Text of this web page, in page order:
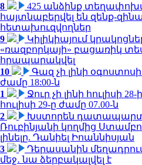
8
425 անձինք
հայտնաբերվել են զենք-
հետախուզվողներ
9
Կիլիկիայում
«ռազբորկայի» բացառիկ
հրապարակվել
10
Գազ չի լինի օգոստոսի
ժամը 18:00-ն
1
Ջուր չի լինի հուլիսի
հուլիսի 29-ը ժամը 07.00-ն
2
Խստորեն
Ռուբինյանի կողմից
լինելը. Դանիել Իոաննիսյան
3
Դերասանին
մեջ․ նա ձերբակալվել է